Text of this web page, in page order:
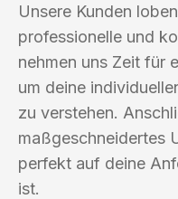
Unsere Kunden
professionelle und
nehmen uns Zeit für
um deine
zu verstehen.
maßgeschneidertes
perfekt auf deine
ist.